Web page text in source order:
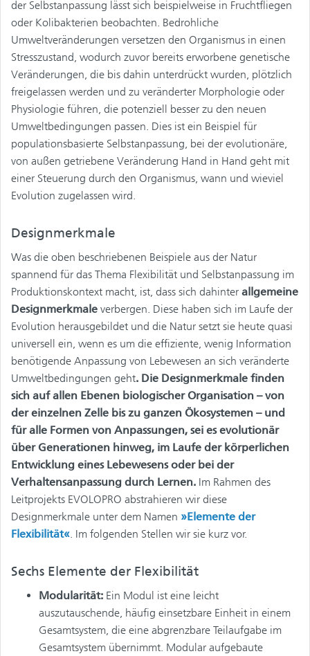
der Selbstanpassung lässt sich beispielweise in Fruchtfliegen
oder Kolibakterien beobachten. Bedrohliche
Umweltveränderungen versetzen den Organismus in einen
Stresszustand, wodurch zuvor bereits erworbene genetische
Veränderungen, die bis dahin unterdrückt wurden, plötzlich
freigelassen werden und zu veränderter Morphologie oder
Physiologie führen, die potenziell besser zu den neuen
Umweltbedingungen passen. Dies ist ein Beispiel für
populationsbasierte Selbstanpassung, bei der evolutionäre,
von außen getriebene Veränderung Hand in Hand geht mit
einer Steuerung durch den Organismus, wann und wieviel
Evolution zugelassen wird.
Designmerkmale
Was die oben beschriebenen Beispiele aus der Natur
spannend für das Thema Flexibilität und Selbstanpassung im
Produktionskontext macht, ist, dass sich dahinter allgemeine
Designmerkmale verbergen. Diese haben sich im Laufe der
Evolution herausgebildet und die Natur setzt sie heute quasi
universell ein, wenn es um die effiziente, wenig Information
benötigende Anpassung von Lebewesen an sich veränderte
Umweltbedingungen geht. Die Designmerkmale finden
sich auf allen Ebenen biologischer Organisation – von
der einzelnen Zelle bis zu ganzen Ökosystemen – und
für alle Formen von Anpassungen, sei es evolutionär
über Generationen hinweg, im Laufe der körperlichen
Entwicklung eines Lebewesens oder bei der
Verhaltensanpassung durch Lernen. Im Rahmen des
Leitprojekts EVOLOPRO abstrahieren wir diese
Designmerkmale unter dem Namen »Elemente der
Flexibilität«. Im folgenden Stellen wir sie kurz vor.
Sechs Elemente der Flexibilität
Modularität: Ein Modul ist eine leicht
auszutauschende, häufig einsetzbare Einheit in einem
Gesamtsystem, die eine abgrenzbare Teilaufgabe im
Gesamtsystem übernimmt. Modular aufgebaute